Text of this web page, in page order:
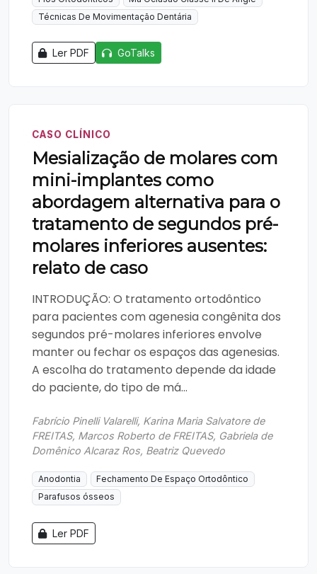
Técnicas De Movimentação Dentária
Ler PDF GoTalks
CASO CLÍNICO
Mesialização de molares com
mini-implantes como
abordagem alternativa para o
tratamento de segundos pré-
molares inferiores ausentes:
relato de caso
INTRODUÇÃO: O tratamento ortodôntico
para pacientes com agenesia congênita dos
segundos pré-molares inferiores envolve
manter ou fechar os espaços das agenesias.
A escolha do tratamento depende da idade
do paciente, do tipo de má...
Fabrício Pinelli Valarelli, Karina Maria Salvatore de
FREITAS, Marcos Roberto de FREITAS, Gabriela de
Domênico Alcaraz Ros, Beatriz Quevedo
Anodontia
Fechamento De Espaço Ortodôntico
Parafusos ósseos
Ler PDF